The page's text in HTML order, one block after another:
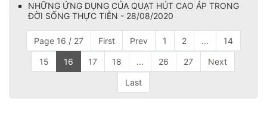
NHỮNG ỨNG DỤNG CỦA QUẠT HÚT CAO ÁP TRONG
ĐỜI SỐNG THỰC TIỄN - 28/08/2020
Page 16 / 27 First Prev 1 2 ... 14
15 16 17 18 ... 26 27 Next
Last